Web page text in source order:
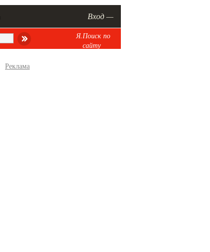
Вход —
Я.Поиск по
сайту
Реклама